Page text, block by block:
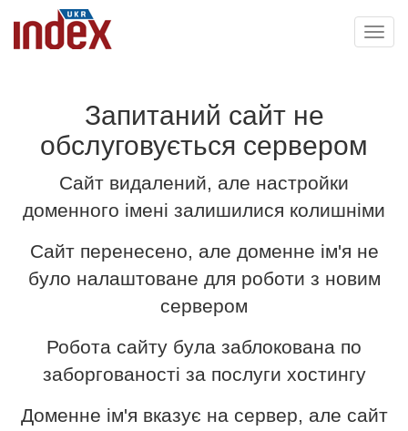
Запитаний сайт не
обслуговується сервером
Сайт видалений, але настройки
доменного імені залишилися колишніми
Сайт перенесено, але доменне ім'я не
було налаштоване для роботи з новим
сервером
Робота сайту була заблокована по
заборгованості за послуги хостингу
Доменне ім'я вказує на сервер, але сайт